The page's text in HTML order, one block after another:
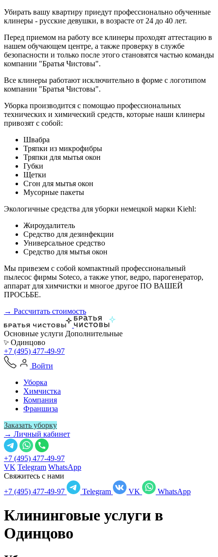
Убирать вашу квартиру приедут профессионально обученные
клинеры - русские девушки, в возрасте от 24 до 40 лет.
Перед приемом на работу все клинеры проходят аттестацию в
нашем обучающем центре, а также проверку в службе
безопасности и только после этого становятся частью команды
компании "Братья Чистовы".
Все клинеры работают исключительно в форме с логотипом
компании "Братья Чистовы".
Уборка производится с помощью профессиональных
технических и химический средств, которые наши клинеры
привозят с собой:
Швабра
Тряпки из микрофибры
Тряпки для мытья окон
Губки
Щетки
Сгон для мытья окон
Мусорные пакеты
Экологичные средства для уборки немецкой марки Kiehl:
Жироудалитель
Средство для дезинфекции
Универсальное средство
Средство для мытья окон
Мы привезем с собой компактный профессиональный
пылесос фирмы Soteco, а также утюг, ведро, парогенератор,
аппарат для химчистки и многое другое ПО ВАШЕЙ
ПРОСЬБЕ.
→ Рассчитать стоимость
Основные услуги Дополнительные
Одинцово
+7 (495) 477-49-97
Войти
Уборка
Химчистка
Компания
Франшиза
Заказать уборку
→ Личный кабинет
+7 (495) 477-49-97
VK Telegram WhatsApp
Свяжитесь с нами
+7 (495) 477-49-97
Telegram VK WhatsApp
Клининговые услуги в
Одинцово